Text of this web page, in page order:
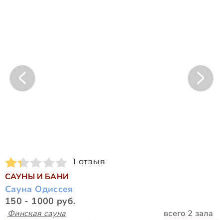
1 отзыв
САУНЫ И БАНИ
Сауна Одиссея
150 - 1000 руб.
Финская сауна всего 2 зала